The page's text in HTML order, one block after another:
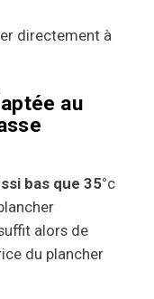
directement à
au
bas que 35°c
alors de
du plancher